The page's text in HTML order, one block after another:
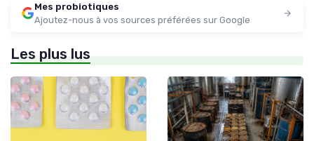
Mes probiotiques
Ajoutez-nous à vos sources préférées sur Google
Les plus lus